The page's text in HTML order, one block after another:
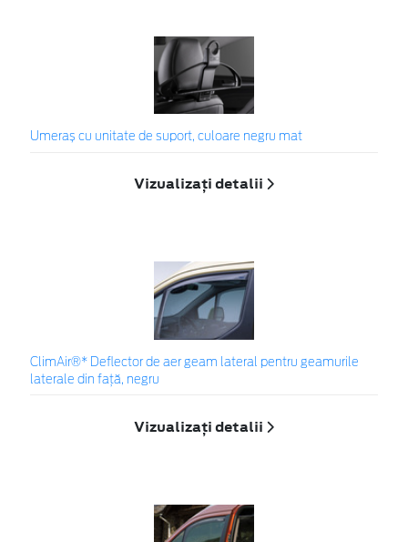
Umeraș cu unitate de suport, culoare negru mat
Vizualizați detalii
ClimAir®* Deflector de aer geam lateral pentru geamurile
laterale din faţă, negru
Vizualizați detalii